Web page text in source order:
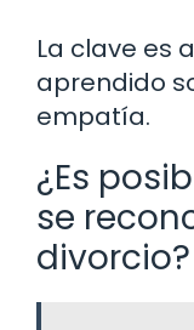
La clave es
aprendido
empatía.
¿Es
se
divorcio?